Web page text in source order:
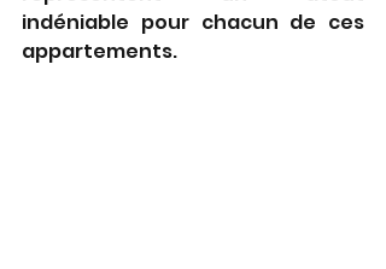
indéniable pour chacun de ces
appartements.